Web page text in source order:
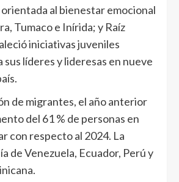
al bienestar emocional
Tumaco e Inírida; y Raíz
iniciativas juveniles
sus líderes y lideresas en nueve
de migrantes, el año anterior
del 61 % de personas en
con respecto al 2024. La
de Venezuela, Ecuador, Perú y